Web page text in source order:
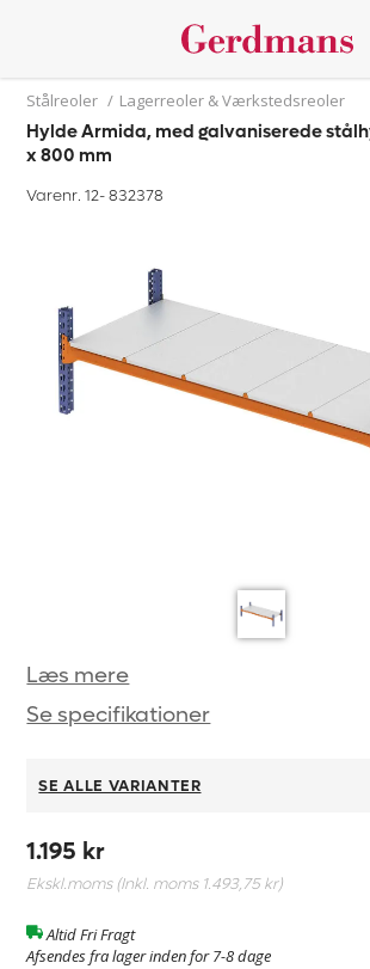
Stålreoler / Lagerreoler & Værkstedsreoler
Hylde Armida, med galvaniserede
x 800 mm
Varenr. 12-832378
Læs mere
Se specifikationer
SE ALLE VARIANTER
1.195 kr
Ekskl.moms (Inkl. moms 1.493,75 kr)
Altid Fri Fragt
Afsendes fra lager inden for 7-8 dage